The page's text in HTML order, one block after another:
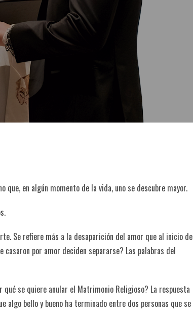
que, en algún momento de la vida, uno se descubre mayor.
Se refiere más a la desaparición del amor que al inicio de
por amor deciden separarse? Las palabras del
qué se quiere anular el Matrimonio Religioso? La respuesta
algo bello y bueno ha terminado entre dos personas que se